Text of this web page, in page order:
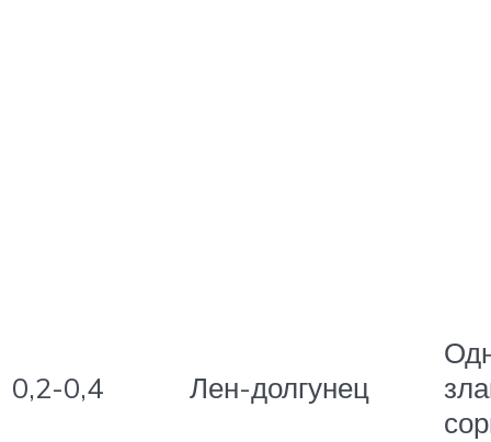
0,2-0,4 Лен-долгунец